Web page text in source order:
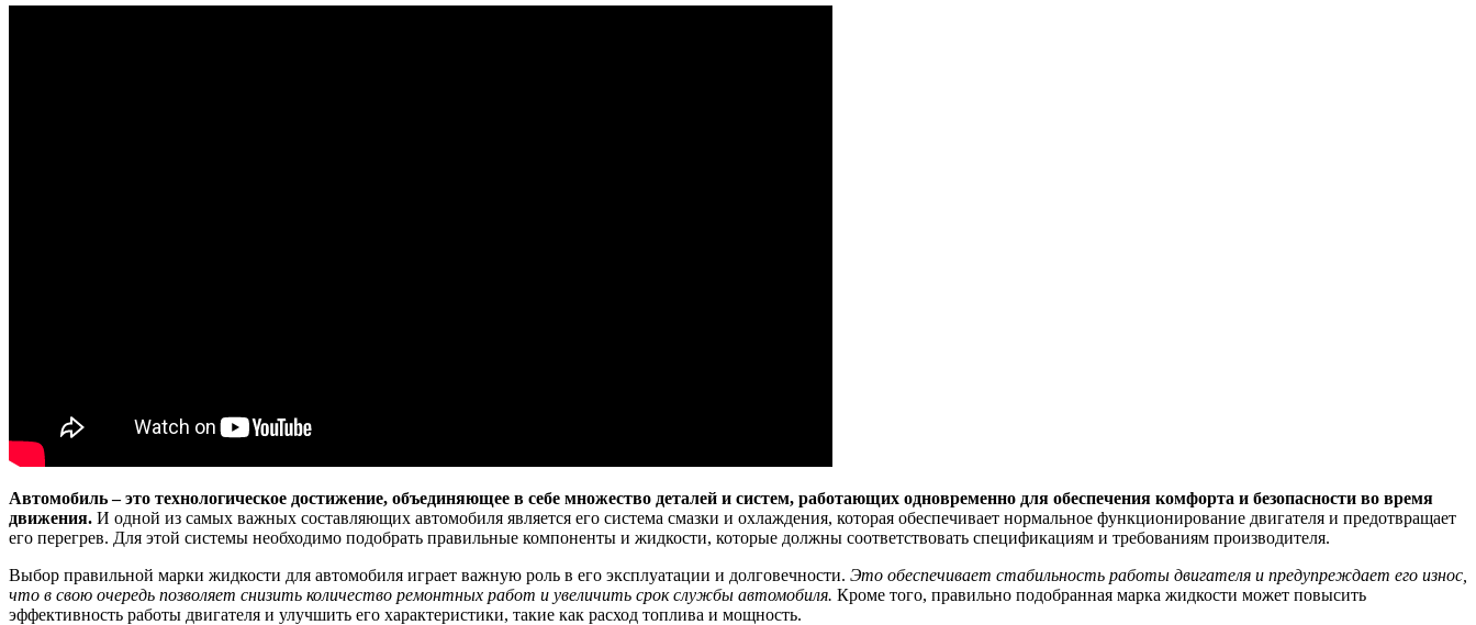
Автомобиль – это технологическое достижение, объединяющее в себе множество деталей и систем, работающих одновременно для обеспечения комфорта и безопасности во время
движения. И одной из самых важных составляющих автомобиля является его система смазки и охлаждения, которая обеспечивает нормальное функционирование двигателя и предотвращает
его перегрев. Для этой системы необходимо подобрать правильные компоненты и жидкости, которые должны соответствовать спецификациям и требованиям производителя.
Выбор правильной марки жидкости для автомобиля играет важную роль в его эксплуатации и долговечности. Это обеспечивает стабильность работы двигателя и предупреждает его износ,
что в свою очередь позволяет снизить количество ремонтных работ и увеличить срок службы автомобиля. Кроме того, правильно подобранная марка жидкости может повысить
эффективность работы двигателя и улучшить его характеристики, такие как расход топлива и мощность.